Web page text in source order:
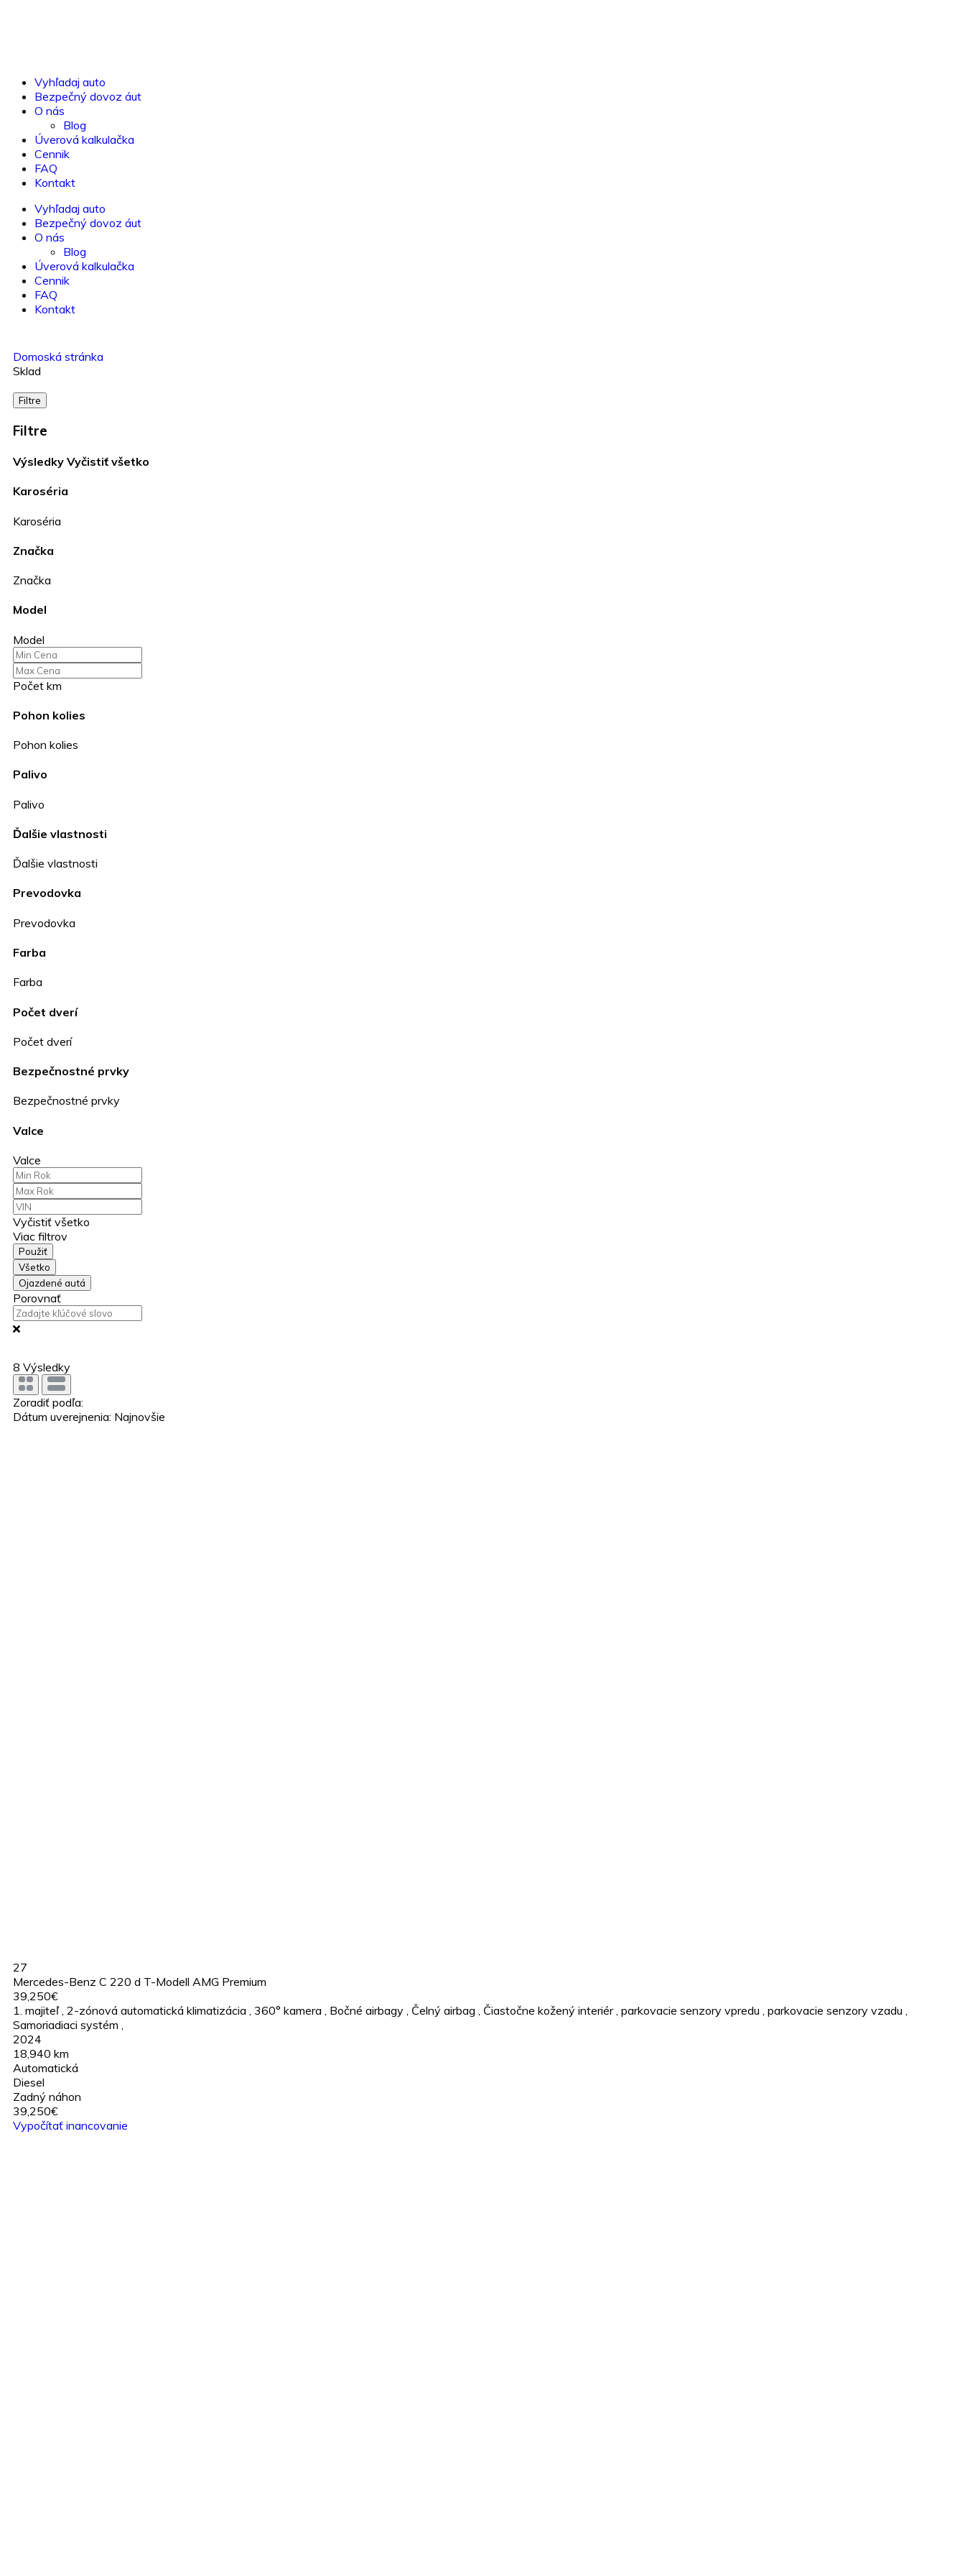
Vyhľadaj auto
Bezpečný dovoz áut
O nás
Blog
Úverová kalkulačka
Cennik
FAQ
Kontakt
Vyhľadaj auto
Bezpečný dovoz áut
O nás
Blog
Úverová kalkulačka
Cennik
FAQ
Kontakt
Domoská stránka
Sklad
Filtre
Filtre
Výsledky Vyčistiť všetko
Karoséria
Karoséria
Značka
Značka
Model
Model
Počet km
Pohon kolies
Pohon kolies
Palivo
Palivo
Ďalšie vlastnosti
Ďalšie vlastnosti
Prevodovka
Prevodovka
Farba
Farba
Počet dverí
Počet dverí
Bezpečnostné prvky
Bezpečnostné prvky
Valce
Valce
Vyčistiť všetko
Viac filtrov
Použiť
Všetko
Ojazdené autá
Porovnať
8 Výsledky
Zoradiť podľa:
Dátum uverejnenia: Najnovšie
27
Mercedes-Benz C 220 d T-Modell AMG Premium
39,250€
1. majiteľ , 2-zónová automatická klimatizácia , 360° kamera , Bočné airbagy , Čelný airbag , Čiastočne kožený interiér , parkovacie senzory vpredu , parkovacie senzory vzadu ,
Samoriadiaci systém ,
2024
18,940 km
Automatická
Diesel
Zadný náhon
39,250€
Vypočítať inancovanie